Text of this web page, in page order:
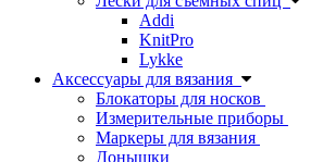
Addi
KnitPro
Lykke
Аксессуары для вязания
Блокаторы для носков
Измерительные приборы
Маркеры для вязания
Донышки